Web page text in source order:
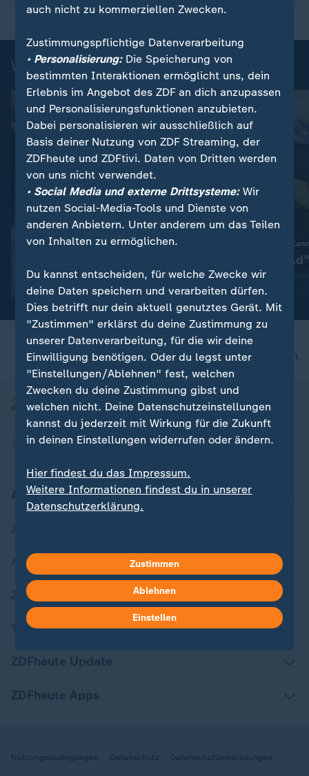
Weitere Rezepte
Gesellschaft | Volle Kanne:
Öko-Test: Hähnchenfleisch
Video1:12
Gesellschaft | Volle
"Himmel un‘
Video 5:31
nach oben
Aktuell bei ZDFheute
Aktuelle Sendungs-Videos
ZDFheute Stories
Themen im Überblick
Nutzungsbedingungen Datenschutz Datenschutzeinstellungen
auch nicht zu kommerziellen Zwecken.
Zustimmungspflichtige Datenverarbeitung
• Personalisierung:Die Speicherung von
bestimmten Interaktionen ermöglicht uns, dein
Erlebnis im Angebot des ZDF an dich anzupassen
und Personalisierungsfunktionen anzubieten.
Dabei personalisieren wir ausschließlich auf
Basis deiner Nutzung von ZDF Streaming, der
ZDFheute und ZDFtivi. Daten von Dritten werden
von uns nicht verwendet.
• Social Media und externe Drittsysteme:Wir
nutzen Social-Media-Tools und Dienste von
anderen Anbietern. Unter anderem um das Teilen
von Inhalten zu ermöglichen.
Du kannst entscheiden, für welche Zwecke wir
deine Daten speichern und verarbeiten dürfen.
Dies betrifft nur dein aktuell genutztes Gerät. Mit
"Zustimmen" erklärst du deine Zustimmung zu
unserer Datenverarbeitung, für die wir deine
Einwilligung benötigen. Oder du legst unter
"Einstellungen/Ablehnen" fest, welchen
Zwecken du deine Zustimmung gibst und
welchen nicht. Deine Datenschutzeinstellungen
kannst du jederzeit mit Wirkung für die Zukunft
in deinen Einstellungen widerrufen oder ändern.
Hier findest du das Impressum.
Weitere Informationen findest du in unserer
Datenschutzerklärung.
Zustimmen
Ablehnen
Einstellen